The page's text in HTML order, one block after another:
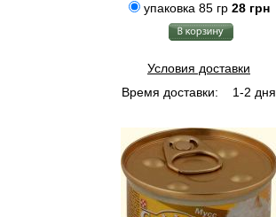
упаковка 85 гр 28 грн
Условия доставки
Время доставки:
1-2 дня